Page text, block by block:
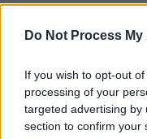
Do Not Process
If you wish to opt-out
processing of your
targeted advertising by
section to confirm your
Vocazione